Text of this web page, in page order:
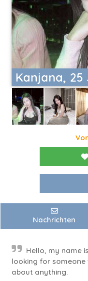
Kanjana, 25
Nachrichten
Hello, my name
looking for
about anything.